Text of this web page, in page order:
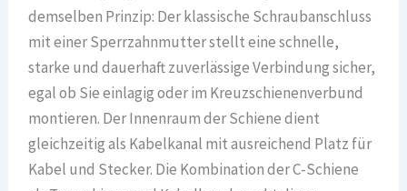
demselben Prinzip: Der klassische Schraubanschluss
mit einer Sperrzahnmutter stellt eine schnelle,
starke und dauerhaft zuverlässige Verbindung sicher,
egal ob Sie einlagig oder im Kreuzschienenverbund
montieren. Der Innenraum der Schiene dient
gleichzeitig als Kabelkanal mit ausreichend Platz für
Kabel und Stecker. Die Kombination der C-Schiene